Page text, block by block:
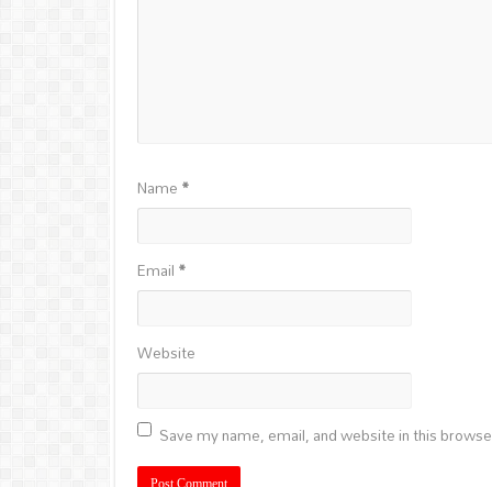
Name*
Email*
Website
Save my name, email, and website in this